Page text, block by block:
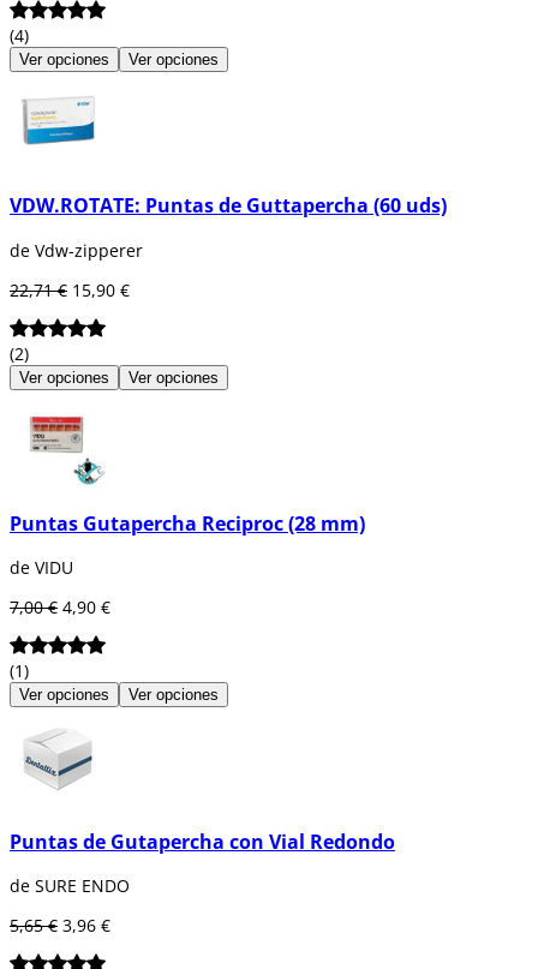
(4)
Ver opciones Ver opciones
VDW.ROTATE: Puntas de Guttapercha (60 uds)
de Vdw-zipperer
22,71 € 15,90 €
(2)
Ver opciones Ver opciones
Puntas Gutapercha Reciproc (28 mm)
de VIDU
7,00 € 4,90 €
(1)
Ver opciones Ver opciones
Puntas de Gutapercha con Vial Redondo
de SURE ENDO
5,65 € 3,96 €